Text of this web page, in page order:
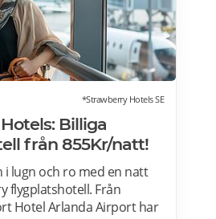
*Strawberry Hotels SE
Billiga
från 855Kr/natt!
i lugn och ro med en natt
flygplatshotell. Från
Hotel Arlanda Airport har